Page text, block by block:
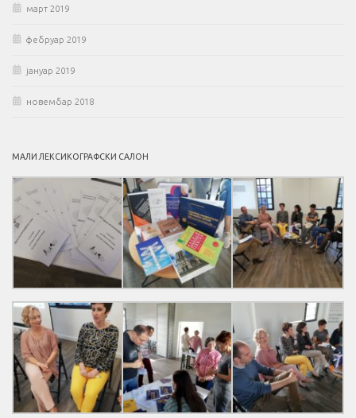
март 2019
фебруар 2019
јануар 2019
новембар 2018
МАЛИ ЛЕКСИКОГРАФСКИ САЛОН